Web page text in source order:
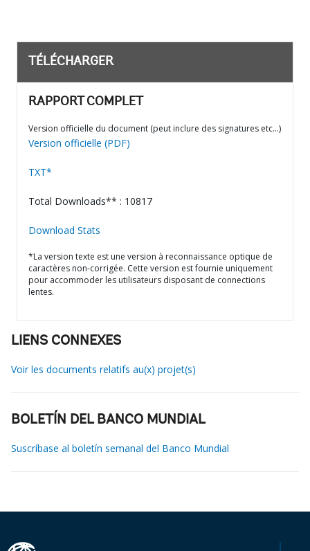
TÉLÉCHARGER
RAPPORT COMPLET
Version officielle du document (peut inclure des signatures etc…)
Version officielle (PDF)
TXT*
Total Downloads** : 10817
Download Stats
*La version texte est une version à reconnaissance optique de
caractères non-corrigée. Cette version est fournie uniquement
pour accommoder les utilisateurs disposant de connections
lentes.
LIENS CONNEXES
Voir les documents relatifs au(x) projet(s)
BOLETÍN DEL BANCO MUNDIAL
Suscríbase al boletín semanal del Banco Mundial